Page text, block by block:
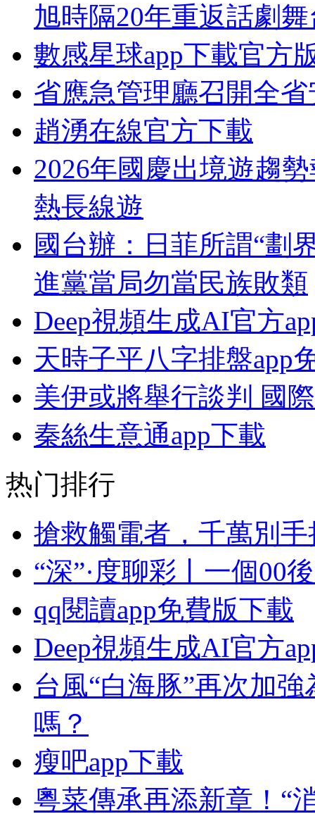
旭時隔20年重返話劇
數感星球app下載官方
省應急管理廳召開全
趙湧在線官方下載
2026年國慶出境遊趨
熱長線遊
國台辦：日菲所謂“劃
進黨當局勿當民族敗類
Deep視頻生成AI官方
天時子平八字排盤app
美伊或將舉行談判 國
秦絲生意通app下載
热门排行
搶救觸電者，千萬別
“深”·度聊彩丨一個00
qq閱讀app免費版下載
Deep視頻生成AI官方
台風“白海豚”再次加
嗎？
瘦吧app下載
粵菜傳承再添新章！“